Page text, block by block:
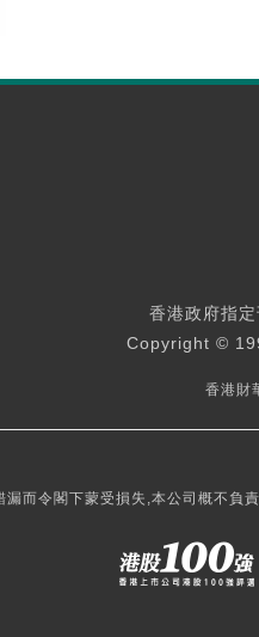
香港政府指
Copyright ©
香港財
而令閣下蒙受損失,本公司概不負責